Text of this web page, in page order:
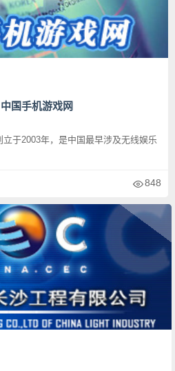
国手机游戏网
于2003年，是中国最早涉及无线娱乐
848